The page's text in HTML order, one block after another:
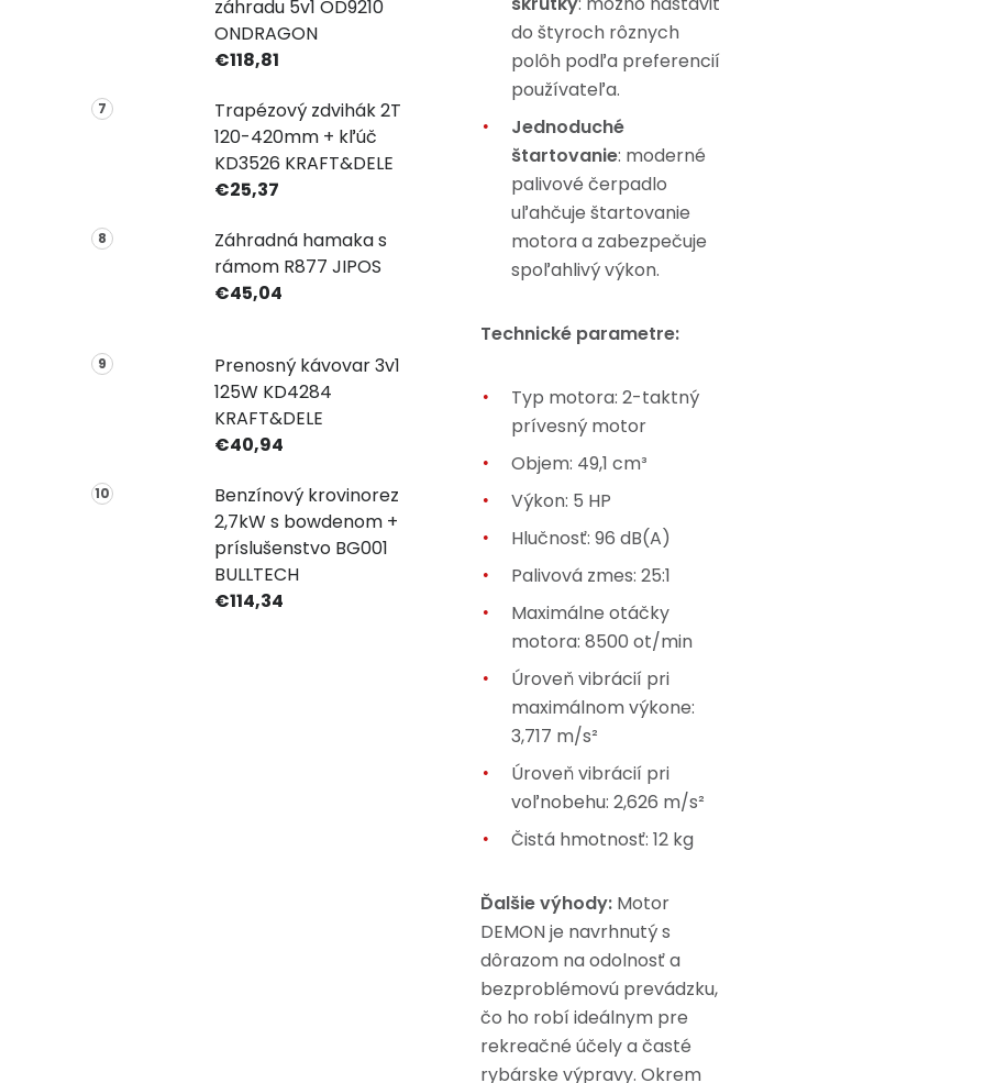
záhradu 5v1 OD9210
ONDRAGON
€118,81
Trapézový zdvihák 2T
120-420mm + kľúč
KD3526 KRAFT&DELE
€25,37
Záhradná hamaka s
rámom R877 JIPOS
€45,04
Prenosný kávovar 3v1
125W KD4284
KRAFT&DELE
€40,94
Benzínový krovinorez
2,7kW s bowdenom +
príslušenstvo BG001
BULLTECH
€114,34
do štyroch rôznych
polôh podľa preferencií
používateľa.
Jednoduché
štartovanie: moderné
palivové čerpadlo
uľahčuje štartovanie
motora a zabezpečuje
spoľahlivý výkon.
Technické parametre:
Typ motora: 2-taktný
prívesný motor
Objem: 49,1 cm³
Výkon: 5 HP
Hlučnosť: 96 dB(A)
Palivová zmes: 25:1
Maximálne otáčky
motora: 8500 ot/min
Úroveň vibrácií pri
maximálnom výkone:
3,717 m/s²
Úroveň vibrácií pri
voľnobehu: 2,626 m/s²
Čistá hmotnosť: 12 kg
Ďalšie výhody: Motor
DEMON je navrhnutý s
dôrazom na odolnosť a
bezproblémovú prevádzku,
čo ho robí ideálnym pre
rekreačné účely a časté
rybárske výpravy. Okrem